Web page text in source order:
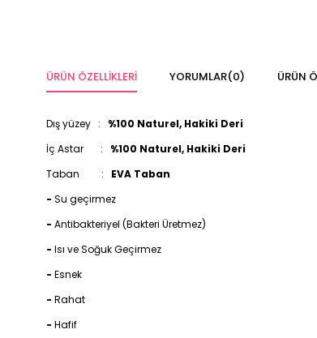
ÜRÜN ÖZELLIKLERI YORUMLAR(0) ÜRÜN
Dış yüzey : %100 Naturel, Hakiki Deri
İç Astar : %100 Naturel, Hakiki Deri
Taban : EVA Taban
- Su geçirmez
- Antibakteriyel (Bakteri Üretmez)
- Isı ve Soğuk Geçirmez
- Esnek
- Rahat
- Hafif